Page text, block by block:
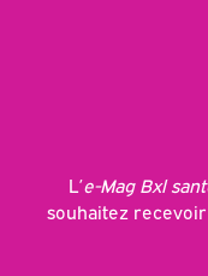
L’e-Mag Bxl
souhaitez recevoir